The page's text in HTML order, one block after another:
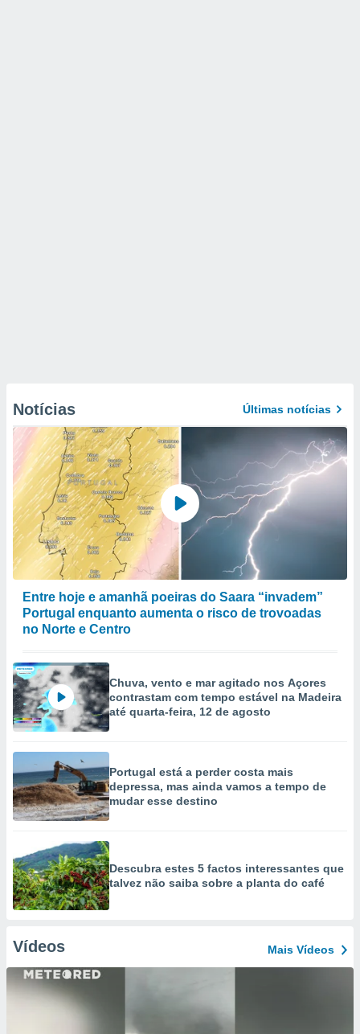
Notícias Últimas notícias
Entre hoje e amanhã poeiras do Saara “invadem”
Portugal enquanto aumenta o risco de trovoadas
no Norte e Centro
Chuva, vento e mar agitado nos Açores
contrastam com tempo estável na Madeira
até quarta-feira, 12 de agosto
Portugal está a perder costa mais
depressa, mas ainda vamos a tempo de
mudar esse destino
Descubra estes 5 factos interessantes que
talvez não saiba sobre a planta do café
Vídeos Mais Vídeos